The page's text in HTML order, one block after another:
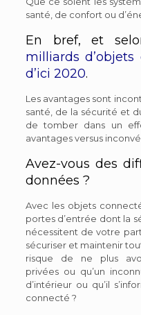
santé, de confort ou
En bref, et
milliards
d’ici 2020.
Les avantages sont
santé, de la sécurité et
de tomber dans un
avantages versus
Avez-vous des
données ?
Avec les objets
portes d’entrée dont la
nécessitent de votre
sécuriser et maintenir
risque de ne plus
privées ou qu’un
d’intérieur ou qu’il
connecté ?